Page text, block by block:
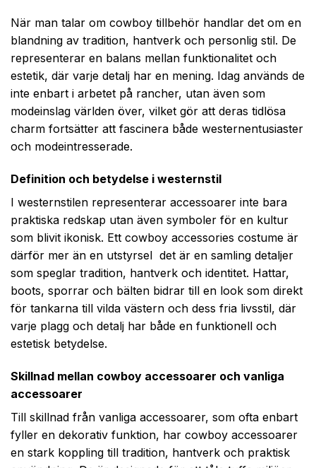
När man talar om cowboy tillbehör handlar det om en
blandning av tradition, hantverk och personlig stil. De
representerar en balans mellan funktionalitet och
estetik, där varje detalj har en mening. Idag används de
inte enbart i arbetet på rancher, utan även som
modeinslag världen över, vilket gör att deras tidlösa
charm fortsätter att fascinera både westernentusiaster
och modeintresserade.
Definition och betydelse i westernstil
I westernstilen representerar accessoarer inte bara
praktiska redskap utan även symboler för en kultur
som blivit ikonisk. Ett cowboy accessories costume är
därför mer än en utstyrsel det är en samling detaljer
som speglar tradition, hantverk och identitet. Hattar,
boots, sporrar och bälten bidrar till en look som direkt
för tankarna till vilda västern och dess fria livsstil, där
varje plagg och detalj har både en funktionell och
estetisk betydelse.
Skillnad mellan cowboy accessoarer och vanliga
accessoarer
Till skillnad från vanliga accessoarer, som ofta enbart
fyller en dekorativ funktion, har cowboy accessoarer
en stark koppling till tradition, hantverk och praktisk